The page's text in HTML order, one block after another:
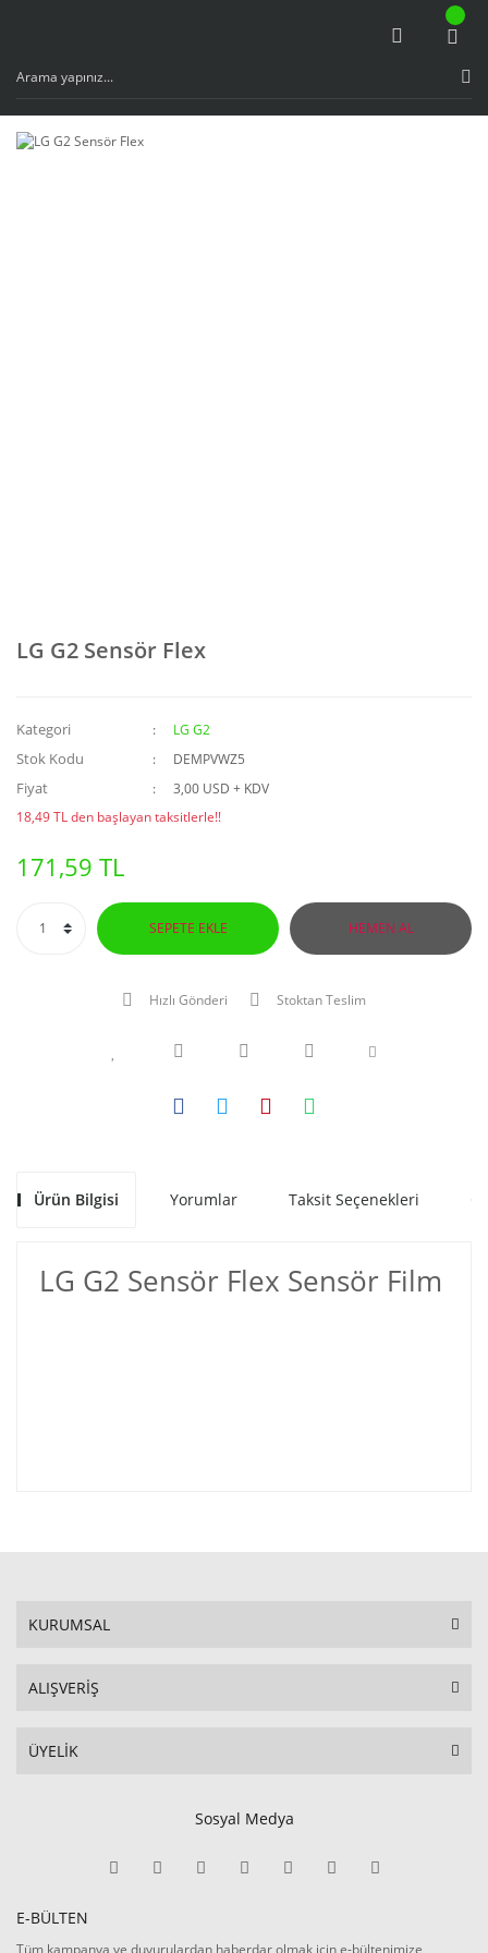
LG G2 Sensör Flex
Kategori LG G2
Stok Kodu DEMPVWZ5
Fiyat
3,00 USD + KDV
18,49 TL den başlayan taksitlerle!!
171,59 TL
SEPETE EKLE HEMEN AL
Hızlı Gönderi Stoktan Teslim
Ürün Bilgisi Yorumlar Taksit Seçenekleri
LG G2 Sensör Flex Sensör Film
KURUMSAL
ALIŞVERİŞ
ÜYELİK
Sosyal Medya
E-BÜLTEN
Tüm kampanya ve duyurulardan haberdar olmak için e-bültenimize